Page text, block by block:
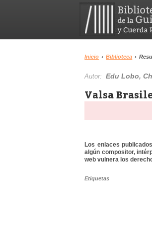
Inicio › Biblioteca ›
Autor:Edu Lobo,
Valsa
Los enlaces
algún compositor,
web vulnera los
Etiquetas